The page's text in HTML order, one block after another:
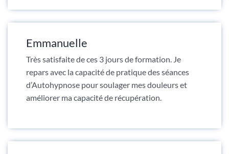
Emmanuelle
Très satisfaite de ces 3 jours de formation. Je
repars avec la capacité de pratique des séances
d’Autohypnose pour soulager mes douleurs et
améliorer ma capacité de récupération.